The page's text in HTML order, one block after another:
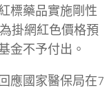
標藥品實施剛性
掛網紅色價格預
金不予付出。
應國家醫保局在7